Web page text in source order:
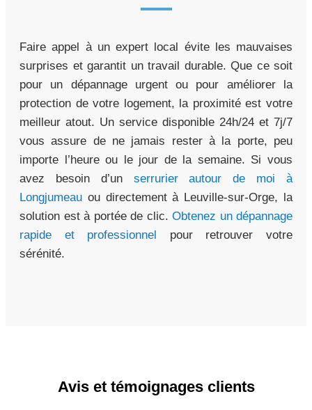
Faire appel à un expert local évite les mauvaises
surprises et garantit un travail durable. Que ce soit
pour un dépannage urgent ou pour améliorer la
protection de votre logement, la proximité est votre
meilleur atout. Un service disponible 24h/24 et 7j/7
vous assure de ne jamais rester à la porte, peu
importe l’heure ou le jour de la semaine. Si vous
avez besoin d’un serrurier autour de moi à
Longjumeau ou directement à Leuville-sur-Orge, la
solution est à portée de clic. Obtenez un dépannage
rapide et professionnel pour retrouver votre
sérénité.
Avis et témoignages clients